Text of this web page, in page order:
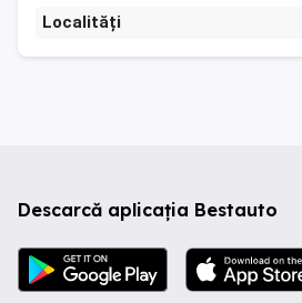
Localități
Descarcă aplicația Bestauto